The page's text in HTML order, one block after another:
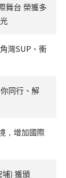
舞台 榮獲多
灣SUP、衝
同行、解
，增加國際
) 獲頒